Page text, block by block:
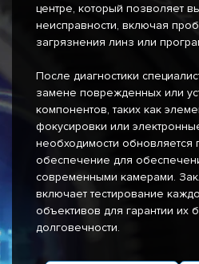
центре, который позволяет
неисправности, включая
загрязнения линз или
После диагностики
замене поврежденных или
компонентов, таких как
фокусировки или
необходимости обновляется
обеспечение для
современными камерами.
включает тестирование
объективов для гарантии их
долговечности.